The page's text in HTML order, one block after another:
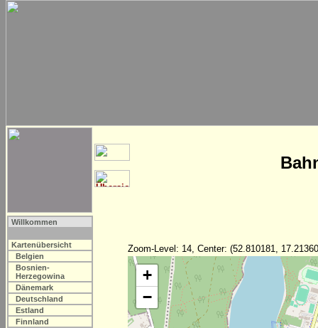
Willkommen
Kartenübersicht
Belgien
Bosnien-
Herzegowina
Dänemark
Deutschland
Estland
Finnland
Zoom-Level: 14, Center: (52.810181,
+
−